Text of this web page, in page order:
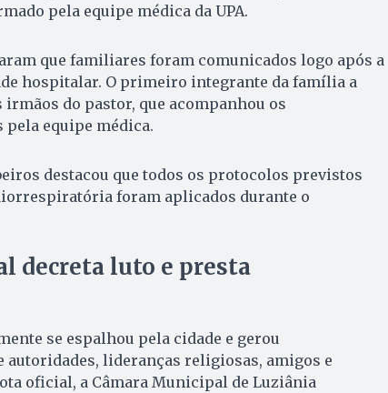
pela equipe médica da UPA.
que familiares foram comunicados logo após a
hospitalar. O primeiro integrante da família a
do pastor, que acompanhou os
equipe médica.
destacou que todos os protocolos previstos
foram aplicados durante o
decreta luto e presta
se espalhou pela cidade e gerou
autoridades, lideranças religiosas, amigos e
oficial, a Câmara Municipal de Luziânia